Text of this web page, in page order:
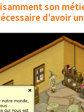
son
d’avoir